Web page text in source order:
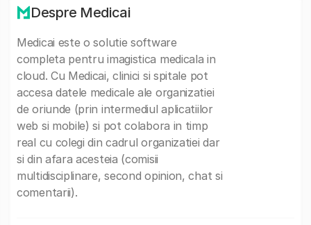
Despre Medicai
Medicai este o solutie software
completa pentru imagistica medicala in
cloud. Cu Medicai, clinici si spitale pot
accesa datele medicale ale organizatiei
de oriunde (prin intermediul aplicatiilor
web si mobile) si pot colabora in timp
real cu colegi din cadrul organizatiei dar
si din afara acesteia (comisii
multidisciplinare, second opinion, chat si
comentarii).